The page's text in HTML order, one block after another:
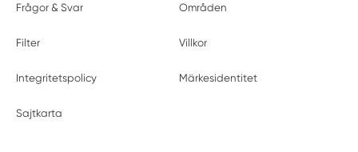
Frågor & Svar Områden
Filter Villkor
Integritetspolicy Märkesidentitet
Sajtkarta